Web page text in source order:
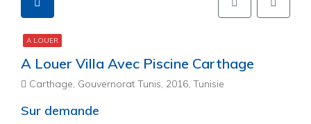
A LOUER
A Louer Villa Avec Piscine Carthage
Carthage, Gouvernorat Tunis, 2016, Tunisie
Sur demande